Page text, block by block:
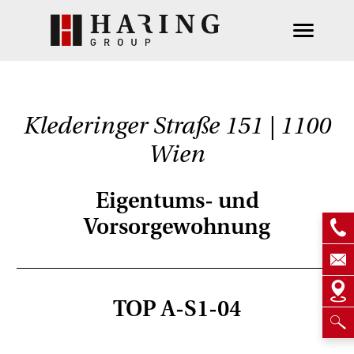
Klederinger Straße 151 | 1100
Wien
Eigentums- und
Vorsorgewohnung
TOP A-S1-04